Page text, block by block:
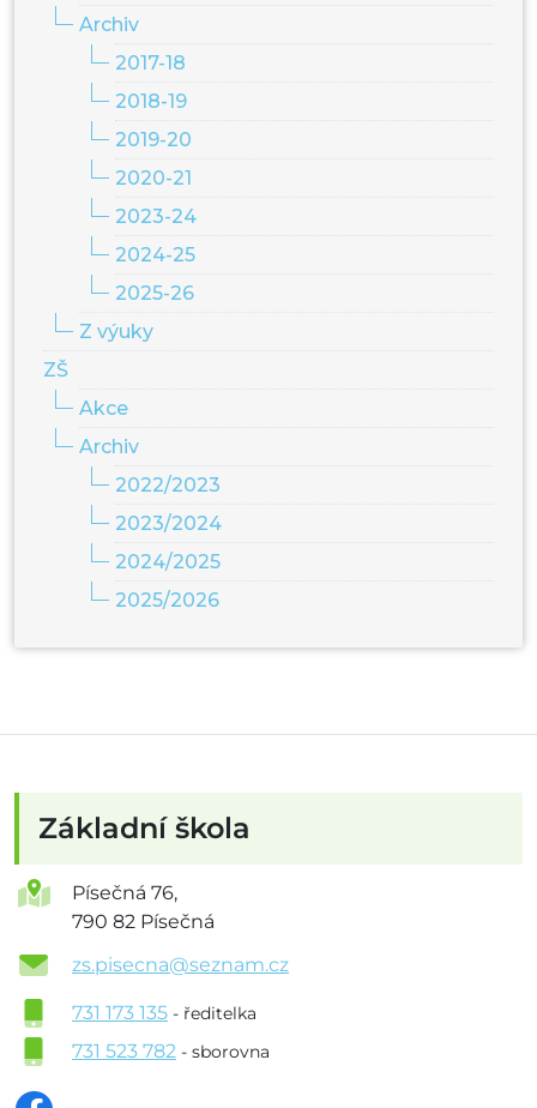
Archiv
2017-18
2018-19
2019-20
2020-21
2023-24
2024-25
2025-26
Z výuky
ZŠ
Akce
Archiv
2022/2023
2023/2024
2024/2025
2025/2026
Základní škola
Písečná 76,
790 82 Písečná
zs.pisecna@seznam.cz
731 173 135 - ředitelka
731 523 782 - sborovna